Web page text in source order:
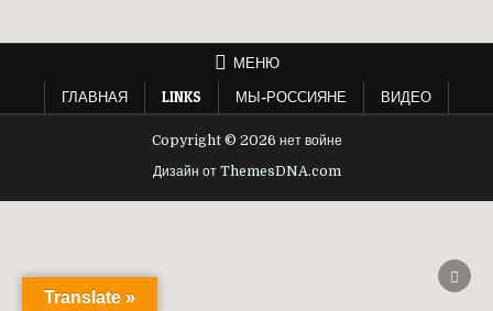
МЕНЮ
ГЛАВНАЯ
LINKS МЫ-РОССИЯНЕ ВИДЕО
Copyright © 2026 нет войне
Дизайн от ThemesDNA.com
Translate »